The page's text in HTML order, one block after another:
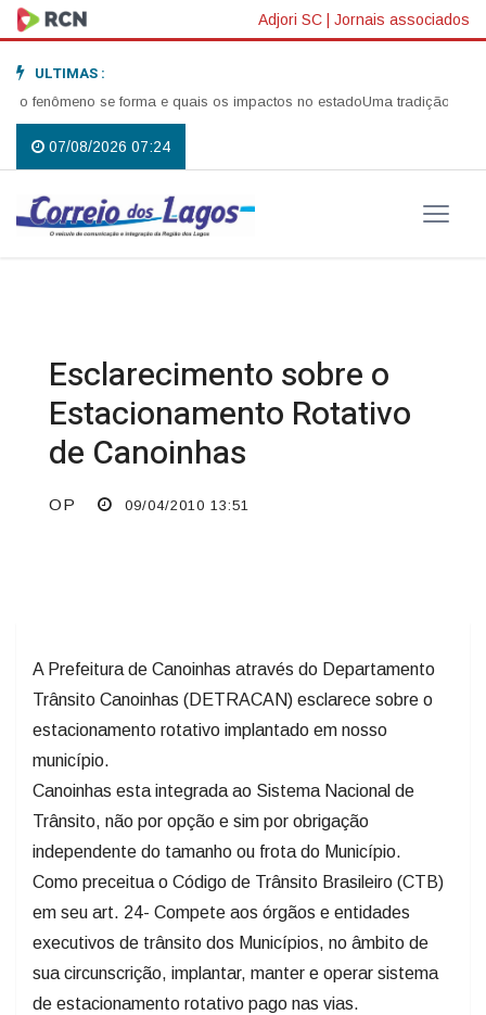
Adjori SC | Jornais associados
ULTIMAS :
se forma e quais os impactos no estadoUma tradição que
07/08/2026 07:24
Esclarecimento sobre o
Estacionamento Rotativo
de Canoinhas
OP 09/04/2010 13:51
A Prefeitura de Canoinhas através do Departamento
Trânsito Canoinhas (DETRACAN) esclarece sobre o
estacionamento rotativo implantado em nosso
município.
Canoinhas esta integrada ao Sistema Nacional de
Trânsito, não por opção e sim por obrigação
independente do tamanho ou frota do Município.
Como preceitua o Código de Trânsito Brasileiro (CTB)
em seu art. 24- Compete aos órgãos e entidades
executivos de trânsito dos Municípios, no âmbito de
sua circunscrição, implantar, manter e operar sistema
de estacionamento rotativo pago nas vias.